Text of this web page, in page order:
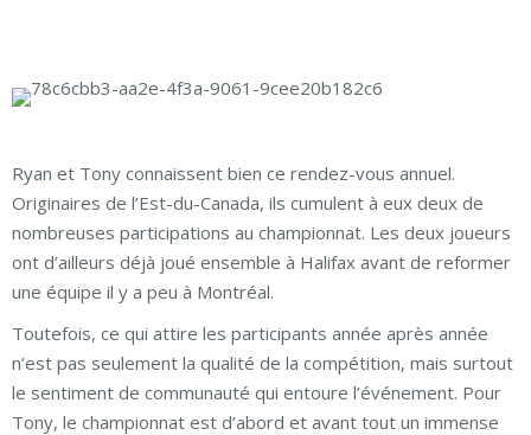
Ryan et Tony connaissent bien ce rendez-vous annuel.
Originaires de l’Est-du-Canada, ils cumulent à eux deux de
nombreuses participations au championnat. Les deux joueurs
ont d’ailleurs déjà joué ensemble à Halifax avant de reformer
une équipe il y a peu à Montréal.
Toutefois, ce qui attire les participants année après année
n’est pas seulement la qualité de la compétition, mais surtout
le sentiment de communauté qui entoure l’événement. Pour
Tony, le championnat est d’abord et avant tout un immense